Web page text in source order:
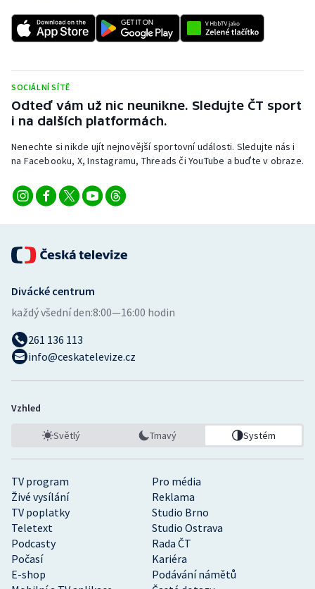
SOCIÁLNÍ SÍTĚ
Odteď vám už nic neunikne. Sledujte ČT sport
i na dalších platformách.
Nenechte si nikde ujít nejnovější sportovní události. Sledujte nás i
na Facebooku, X, Instagramu, Threads či YouTube a buďte v obraze.
TV program
Pro média
Živé vysílání
Reklama
TV poplatky
Studio Brno
Teletext
Studio Ostrava
Podcasty
Rada ČT
Počasí
Kariéra
E-shop
Podávání námětů
Divácké centrum
každý všední den:8:00—16:00 hodin
261 136 113
info@ceskatelevize.cz
Vzhled
Světlý Tmavý Systém